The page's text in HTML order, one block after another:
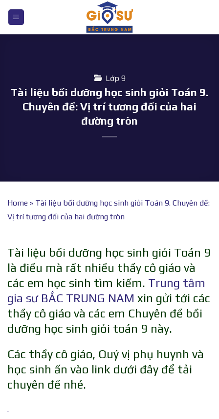
nội
Lớp 9
Tài liệu bồi dưỡng học sinh giỏi Toán 9.
Chuyên đề: Vị trí tương đối của hai
đường tròn
Home » Tài liệu bồi dưỡng học sinh giỏi Toán 9. Chuyên đề:
Vị trí tương đối của hai đường tròn
Tài liệu bồi dưỡng học sinh giỏi Toán 9
là điều mà rất nhiều thầy cô giáo và
các em học sinh tìm kiếm. Trung tâm
gia sư BẮC TRUNG NAM xin gửi tới các
thầy cô giáo và các em Chuyên đề bồi
dưỡng học sinh giỏi toán 9 này.
Các thầy cô giáo, Quý vị phụ huynh và
học sinh ấn vào link dưới đây để tải
chuyên đề nhé.
.